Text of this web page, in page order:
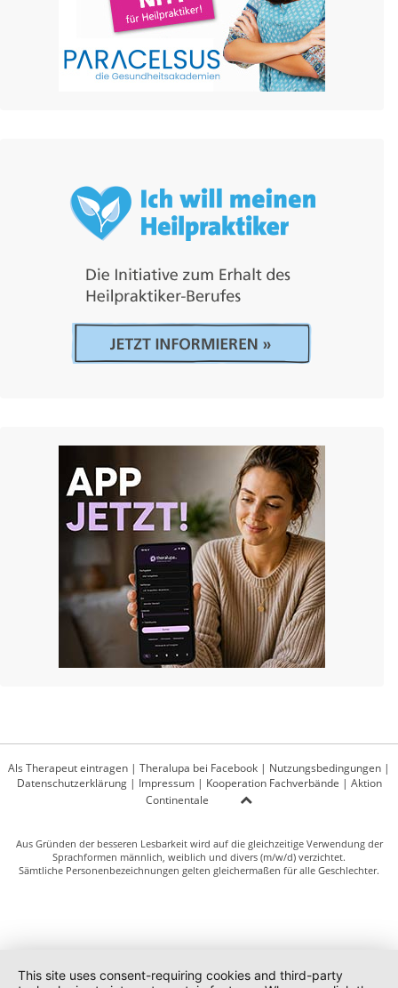
Als Therapeut eintragen | Theralupa bei Facebook | Nutzungsbedingungen |
Datenschutzerklärung| Impressum| Kooperation Fachverbände | Aktion
Continentale
Aus Gründen der besseren Lesbarkeit wird auf die gleichzeitige Verwendung der
Sprachformen männlich, weiblich und divers (m/w/d) verzichtet.
Sämtliche Personenbezeichnungen gelten gleichermaßen für alle Geschlechter.
This site uses consent-requiring cookies and third-party